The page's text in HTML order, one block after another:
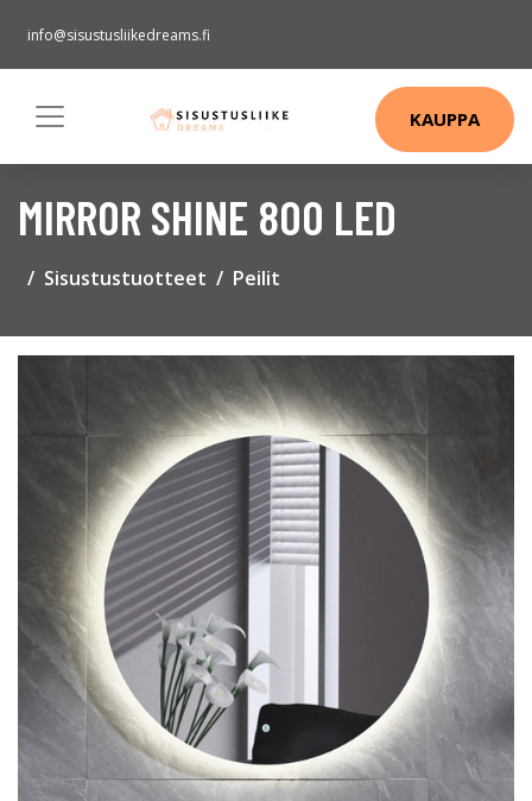
info@sisustusliikedreams.fi
KAUPPA
MIRROR SHINE 800 LED
Sisustustuotteet Peilit